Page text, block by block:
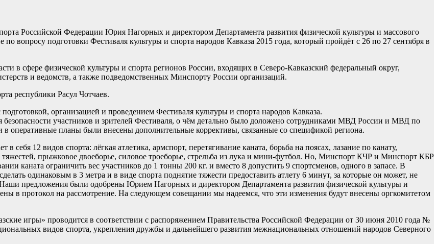
Российской Федерации Юрия Нагорных и директором Департамента развития физической культуры и массового
вопросу подготовки Фестиваля культуры и спорта народов Кавказа 2015 года, который пройдёт с 26 по 27 сентября в
в сфере физической культуры и спорта регионов России, входящих в Северо-Кавказский федеральный округ,
и ведомств, а также подведомственных Минспорту России организаций.
республики Расул Чотчаев.
организацией и проведением Фестиваля культуры и спорта народов Кавказа.
участников и зрителей Фестиваля, о чём детально было доложено сотрудниками МВД России и МВД по
оперативные планы были внесены дополнительные коррективы, связанные со спецификой региона.
себя 12 видов спорта: лёгкая атлетика, армспорт, перетягивание каната, борьба на поясах, лазание по канату,
прыжковое двоеборье, силовое троеборье, стрельба из лука и мини-футбол. Но, Минспорт КЧР и Минспорт КБР
каната ограничить вес участников до 1 тонны 200 кг. и вместо 8 допустить 9 спортсменов, одного в запасе. В
одинаковым в 3 метра и в виде спорта поднятие тяжести предоставить атлету 6 минут, за которые он может, не
предложения были одобрены Юрием Нагорных и директором Департамента развития физической культуры и
в протокол на рассмотрение. На следующем совещании мы надеемся, что эти изменения будут внесены оргкомитетом
игры» проводится в соответствии с распоряжением Правительства Российской Федерации от 30 июня 2010 года №
видов спорта, укрепления дружбы и дальнейшего развития межнациональных отношений народов Северного